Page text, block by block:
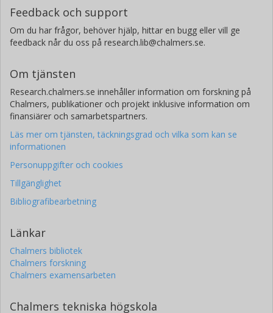
Feedback och support
Om du har frågor, behöver hjälp, hittar en bugg eller vill ge
feedback når du oss på research.lib@chalmers.se.
Om tjänsten
Research.chalmers.se innehåller information om forskning på
Chalmers, publikationer och projekt inklusive information om
finansiärer och samarbetspartners.
Läs mer om tjänsten, täckningsgrad och vilka som kan se
informationen
Personuppgifter och cookies
Tillgänglighet
Bibliografibearbetning
Länkar
Chalmers bibliotek
Chalmers forskning
Chalmers examensarbeten
Chalmers tekniska högskola